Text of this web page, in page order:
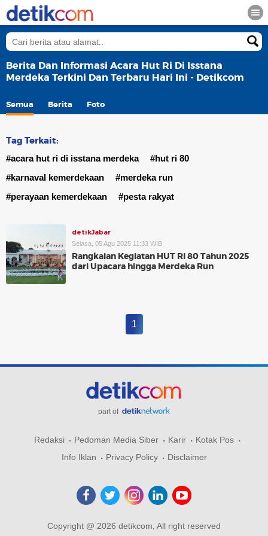
Berita Dan Informasi Acara Hut Ri Di Isstana
Merdeka Terkini Dan Terbaru Hari Ini - Detikcom
Semua Berita Foto
Tag Terkait:
#acara hut ri di isstana merdeka
#hut ri 80
#karnaval kemerdekaan
#merdeka run
#perayaan kemerdekaan
#pesta rakyat
detikJabar
Selasa, 05 Agu 2025 11:33 WIB
Rangkaian Kegiatan HUT RI 80 Tahun 2025
dari Upacara hingga Merdeka Run
1
part of
Redaksi Pedoman Media Siber Karir
Kotak Pos
Info Iklan
Privacy Policy Disclaimer
Copyright @ 2026 detikcom, All right reserved